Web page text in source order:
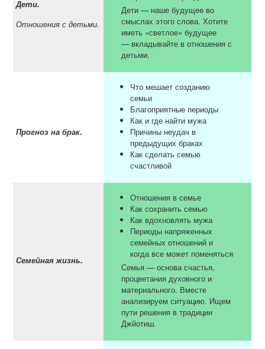
Дети.
Отношения с детьми.
Дети — наше будущее во
смыслах этого слова. Хотите
иметь «светлое» будущее
— вкладывайте в отношения с
детьми.
Прогноз на брак.
Что мешает созданию
семьи
Благоприятные периоды
Как и где найти мужа
Причины неудач в
предыдущих браках
Как сделать семью
счастливой
Семейная жизнь.
Отношения в семье
Как сохранить семью
Как вдохновлять мужа
Периоды напряженных
семейных отношений и
когда все может поменяться
Семья — основа счастья,
процветания духовного и
материального. Вместе
анализируем ситуацию. Ищем
пути решения в традиции
Джйотиш.